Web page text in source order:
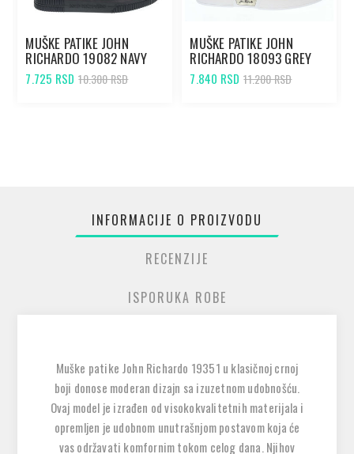
MUŠKE PATIKE JOHN
RICHARDO 19082 NAVY
7.725 RSD 10.300 RSD
MUŠKE PATIKE JOHN
RICHARDO 18093 GREY
7.840 RSD 11.200 RSD
INFORMACIJE O PROIZVODU
RECENZIJE
ISPORUKA ROBE
Muške patike John Richardo 19351 u klasičnoj crnoj
boji donose moderan dizajn sa izuzetnom udobnošću.
Ovaj model je izrađen od visokokvalitetnih materijala i
opremljen je udobnom unutrašnjom postavom koja će
vas održavati komfornim tokom celog dana. Njihov